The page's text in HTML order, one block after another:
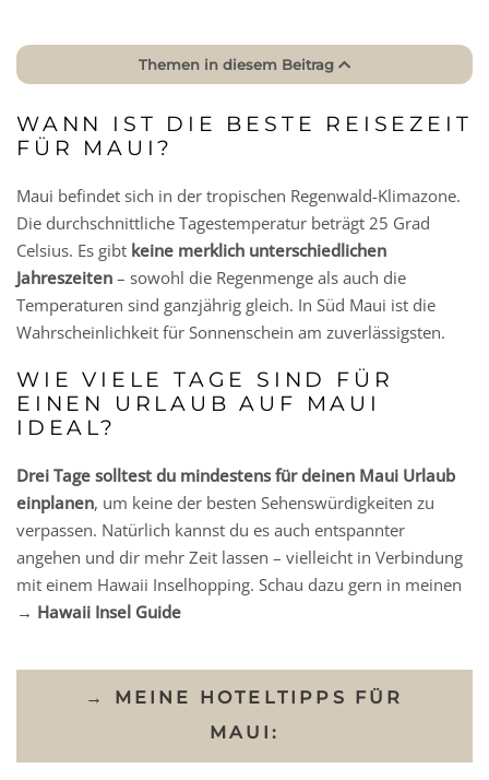
Themen in diesem Beitrag
WANN IST DIE BESTE REISEZEIT
FÜR MAUI?
Maui befindet sich in der tropischen Regenwald-Klimazone.
Die durchschnittliche Tagestemperatur beträgt 25 Grad
Celsius. Es gibt keine merklich unterschiedlichen
Jahreszeiten – sowohl die Regenmenge als auch die
Temperaturen sind ganzjährig gleich. In Süd Maui ist die
Wahrscheinlichkeit für Sonnenschein am zuverlässigsten.
WIE VIELE TAGE SIND FÜR
EINEN URLAUB AUF MAUI
IDEAL?
Drei Tage solltest du mindestens für deinen Maui Urlaub
einplanen, um keine der besten Sehenswürdigkeiten zu
verpassen. Natürlich kannst du es auch entspannter
angehen und dir mehr Zeit lassen – vielleicht in Verbindung
mit einem Hawaii Inselhopping. Schau dazu gern in meinen
→ Hawaii Insel Guide
→ MEINE HOTELTIPPS FÜR
MAUI: